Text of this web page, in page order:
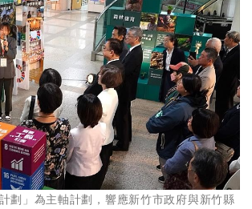
劃」為主軸計劃，響應新竹市政府與新竹縣